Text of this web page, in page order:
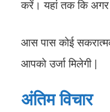
करें। यहां तक ​​​​कि अगर
आस पास कोई
आपको उर्जा मिलेगी |
अंतिम विचार